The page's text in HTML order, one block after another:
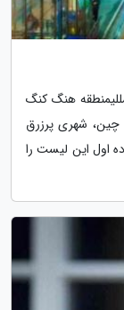
بین المللیمنطقه هنگ کنگ
چین، شهری پرزرق
اول این لیست را